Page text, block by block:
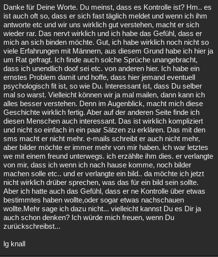
Danke für Deine Worte. Du meinst, dass es Kontrolle ist? Hm.. es
ist auch oft so, dass er sich fast täglich meldet und wenn ich ihm
antworte etc und wir uns wirklich gut verstehen, macht er sich
wieder rar. Das nervt wirklich und ich habe das Gefühl, dass er
mich an sich binden möchte. Gut, ich habe wirklich noch nicht so
viele Erfahrungen mit Männern, aus diesem Grund habe ich hier ja
um Rat gefragt. Ich finde auch solche Sprüche unangebracht,
dass ich unendlich doof sei etc. von anderen hier. Ich habe ein
ernstes Problem damit und hoffe, dass hier jemand eventuell
psychologisch fit ist, so wie Du. Interessant ist, dass Du selber
mal so warst. Vielleicht können wir ja mal mailen, dann kann ich
alles besser verstehen. Denn im Augenblick, macht mich diese
Geschichte wirklich fertig. Aber auf der anderen Seite finde ich
diesen Menschen auch interessant. Das ist wirklich kompliziert
und nicht so einfach in ein paar Sätzen zu erklären. Das mit den
sms macht er nicht mehr. e-mails schreibt er auch nicht mehr,
aber bilder möchte er immer mehr von mir haben. ich war letztes
we mit einem freund unterwegs. ich erzählte ihm dies. er verlangte
von mir, dass ich wenn ich nach hause komme, noch bilder
machen solle etc.. und er verlangte ein bild.. da möchte ich jetzt
nicht wirklich drüber sprechen, was das für ein bild sein sollte.
Aber ich hatte auch das Gefühl, dass er ne Kontrolle über etwas
bestimmtes haben wollte,oder sogar etwas nachschauen
wollte.Mehr sage ich dazu nicht... vielleicht kannst Du es Dir ja
auch schon denken? Ich würde mich freuen, wenn Du
zurückschreibst...
lg knall